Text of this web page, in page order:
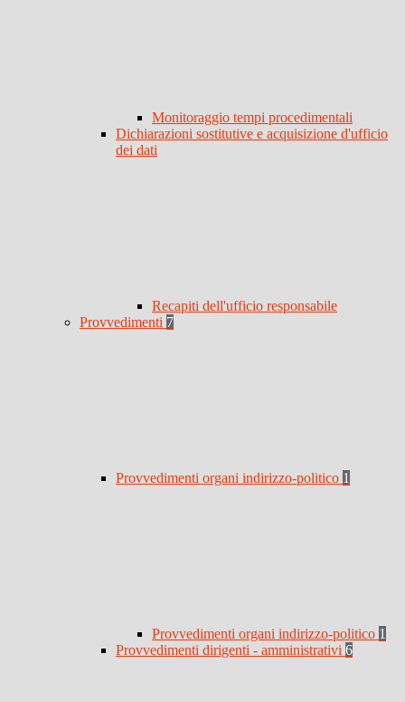
Monitoraggio tempi procedimentali
Dichiarazioni sostitutive e acquisizione d'ufficio
dei dati
Recapiti dell'ufficio responsabile
Provvedimenti 7
Provvedimenti organi indirizzo-politico 1
Provvedimenti organi indirizzo-politico 1
Provvedimenti dirigenti - amministrativi 6